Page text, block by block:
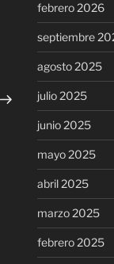
Siguiente
febrero 2026
septiembre
agosto 2025
julio 2025
junio 2025
mayo 2025
abril 2025
marzo 2025
febrero 2025